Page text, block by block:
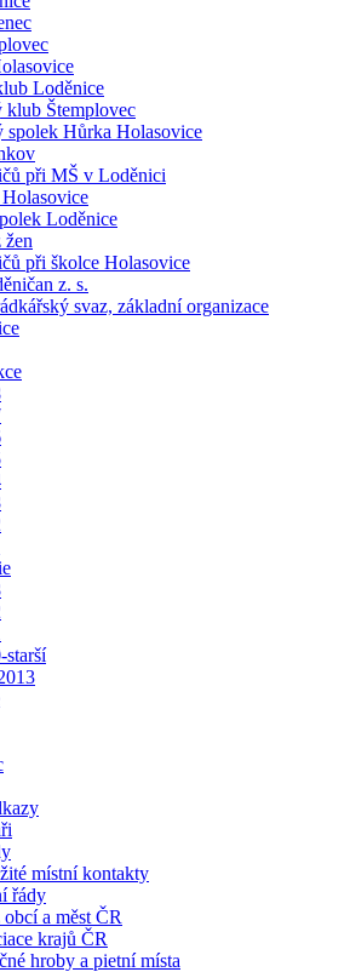
Loděnice
klub Štemplovec
spolek Hůrka Holasovice
při MŠ v Loděnici
Loděnice
žen
při školce Holasovice
z. s.
svaz, základní organizace
starší
místní kontakty
řády
obcí a měst ČR
krajů ČR
hroby a pietní místa